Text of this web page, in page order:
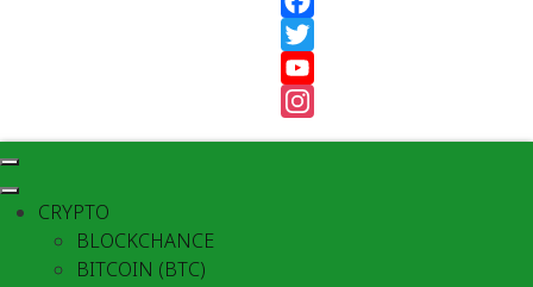
Instagram
CRYPTO
BLOCKCHANCE
BITCOIN (BTC)